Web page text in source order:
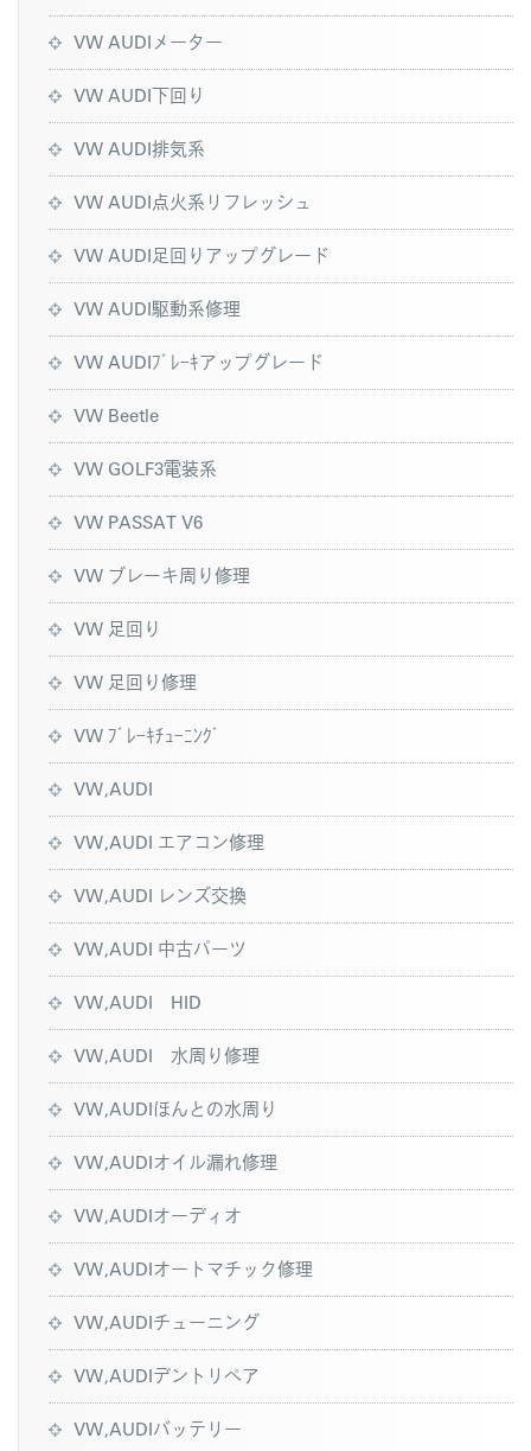
VW AUDIメーター
VW AUDI下回り
VW AUDI排気系
VW AUDI点火系リフレッシュ
VW AUDI足回りアップグレード
VW AUDI駆動系修理
VW AUDIﾌﾞﾚｰｷアップグレード
VW Beetle
VW GOLF3電装系
VW PASSAT V6
VW ブレーキ周り修理
VW 足回り
VW 足回り修理
VW ﾌﾞﾚｰｷﾁｭｰﾆﾝｸﾞ
VW,AUDI
VW,AUDI エアコン修理
VW,AUDI レンズ交換
VW,AUDI 中古パーツ
VW,AUDI HID
VW,AUDI 水周り修理
VW,AUDIほんとの水周り
VW,AUDIオイル漏れ修理
VW,AUDIオーディオ
VW,AUDIオートマチック修理
VW,AUDIチューニング
VW,AUDIデントリペア
VW,AUDIバッテリー